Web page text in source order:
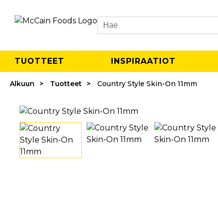
Search
TUOTTEET INSPIRAATIOT
Alkuun Tuotteet Country Style Skin-On 11mm